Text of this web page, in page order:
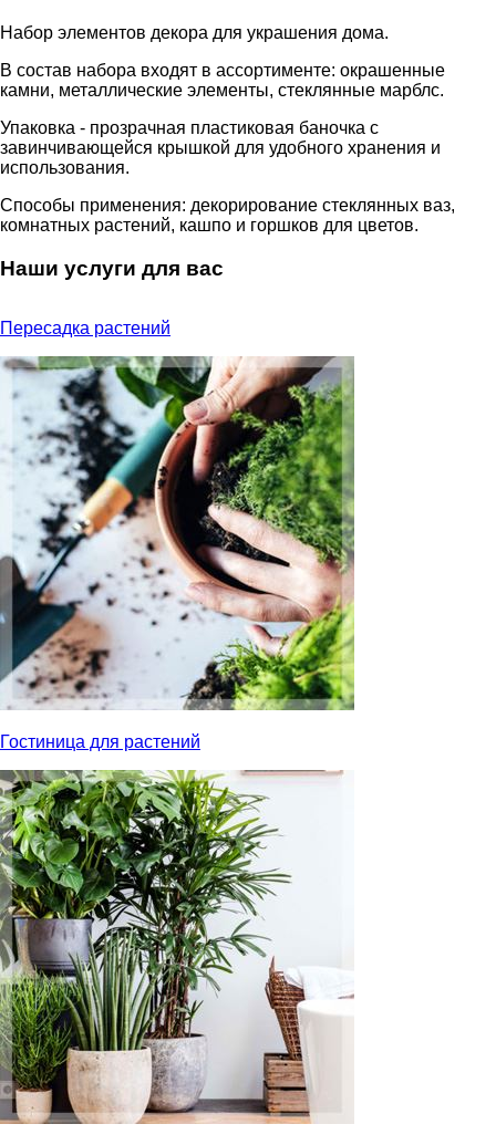
Набор элементов декора для украшения дома.
В состав набора входят в ассортименте: окрашенные
камни, металлические элементы, стеклянные марблс.
Упаковка - прозрачная пластиковая баночка с
завинчивающейся крышкой для удобного хранения и
использования.
Способы применения: декорирование стеклянных ваз,
комнатных растений, кашпо и горшков для цветов.
Наши услуги для вас
Пересадка растений
Гостиница для растений